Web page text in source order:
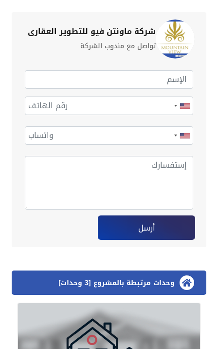
شركة ماونتن فيو للتطوير العقاري
تواصل مع مندوب الشركة
أرسل
وحدات مرتبطة بالمشروع [3 وحدات]